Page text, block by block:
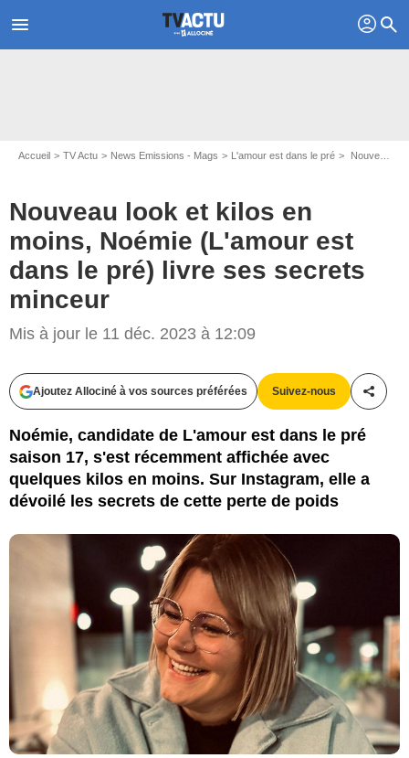
menu profil search
Accueil TV Actu News Emissions - Mags L'amour est dans le pré Nouveau look et kilos en moins, Noémie (L'amour est dans le pré) livre ses secrets minceur
Nouveau look et kilos en
moins, Noémie (L'amour est
dans le pré) livre ses secrets
minceur
Mis à jour le 11 déc. 2023 à 12:09
Ajoutez Allociné à vos sources préférées Suivez-nous
Noémie, candidate de L'amour est dans le pré
saison 17, s'est récemment affichée avec
quelques kilos en moins. Sur Instagram, elle a
dévoilé les secrets de cette perte de poids